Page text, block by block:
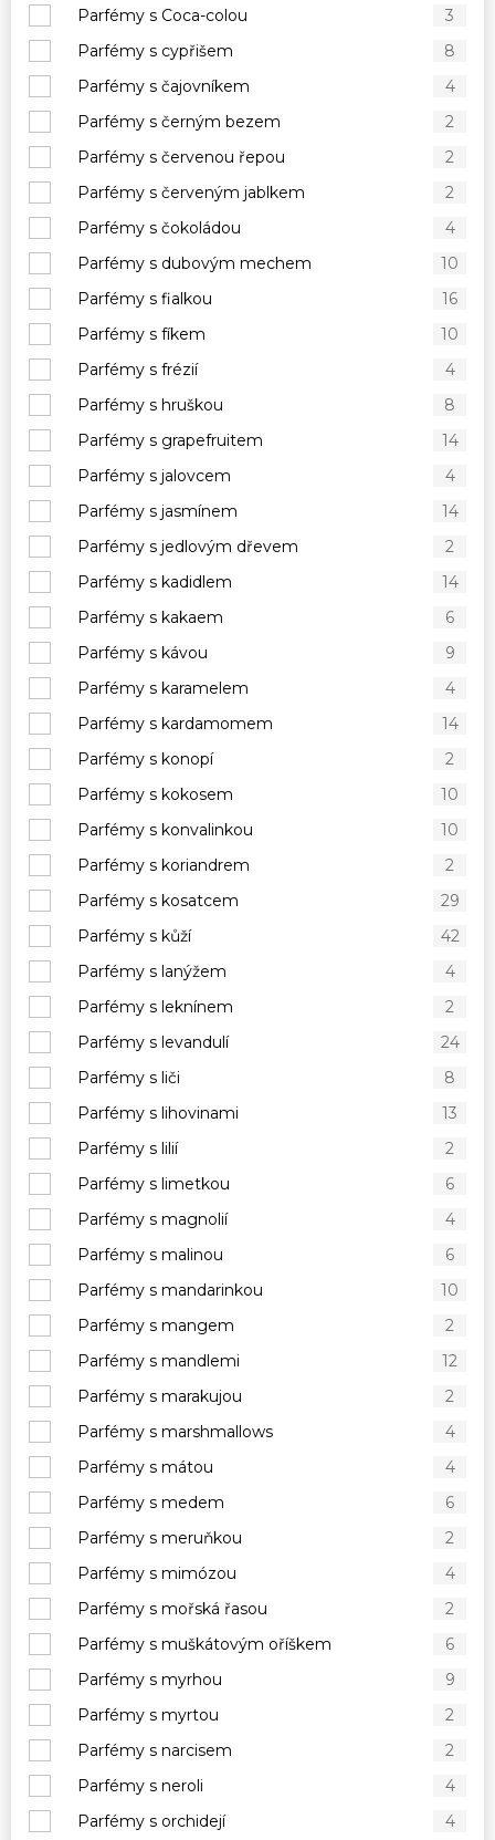
Parfémy s Coca-colou
3
Parfémy s cypřišem
8
Parfémy s čajovníkem
4
Parfémy s černým bezem
2
Parfémy s červenou řepou
2
Parfémy s červeným jablkem
2
Parfémy s čokoládou
4
Parfémy s dubovým mechem
10
Parfémy s fialkou
16
Parfémy s fíkem
10
Parfémy s frézií
4
Parfémy s hruškou
8
Parfémy s grapefruitem
14
Parfémy s jalovcem
4
Parfémy s jasmínem
14
Parfémy s jedlovým dřevem
2
Parfémy s kadidlem
14
Parfémy s kakaem
6
Parfémy s kávou
9
Parfémy s karamelem
4
Parfémy s kardamomem
14
Parfémy s konopí
2
Parfémy s kokosem
10
Parfémy s konvalinkou
10
Parfémy s koriandrem
2
Parfémy s kosatcem
29
Parfémy s kůží
42
Parfémy s lanýžem
4
Parfémy s leknínem
2
Parfémy s levandulí
24
Parfémy s liči
8
Parfémy s lihovinami
13
Parfémy s lilií
2
Parfémy s limetkou
6
Parfémy s magnolií
4
Parfémy s malinou
6
Parfémy s mandarinkou
10
Parfémy s mangem
2
Parfémy s mandlemi
12
Parfémy s marakujou
2
Parfémy s marshmallows
4
Parfémy s mátou
4
Parfémy s medem
6
Parfémy s meruňkou
2
Parfémy s mimózou
4
Parfémy s mořská řasou
2
Parfémy s muškátovým oříškem
6
Parfémy s myrhou
9
Parfémy s myrtou
2
Parfémy s narcisem
2
Parfémy s neroli
4
Parfémy s orchidejí
4